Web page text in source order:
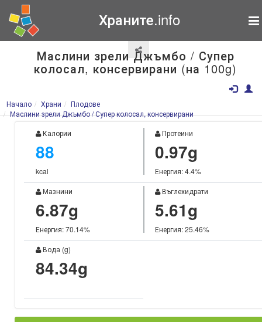
Храните.info
Маслини зрели Джъмбо / Супер
колосал, консервирани (на 100g)
Начало Храни
Плодове
Маслини зрели Джъмбо / Супер колосал, консервирани
Калории
88
kcal
Протеини
0.97g
Енергия: 4.4%
Мазнини
6.87g
Енергия: 70.14%
Въглехидрати
5.61g
Енергия: 25.46%
Вода (g)
84.34g